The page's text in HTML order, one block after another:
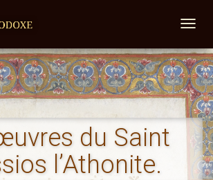
du Saint
l’Athonite.